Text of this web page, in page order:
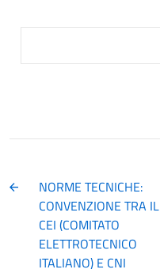
NORME TECNICHE:
CONVENZIONE TRA IL
CEI (COMITATO
ELETTROTECNICO
ITALIANO) E CNI